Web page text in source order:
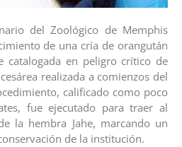
del Zoológico de Memphis
de una cría de orangután
catalogada en peligro crítico de
realizada a comienzos del
calificado como poco
fue ejecutado para traer al
la hembra Jahe, marcando un
de la institución.